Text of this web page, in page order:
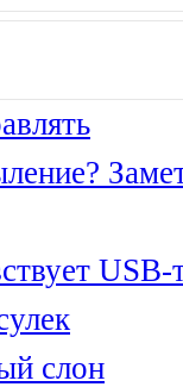
USB-
слон